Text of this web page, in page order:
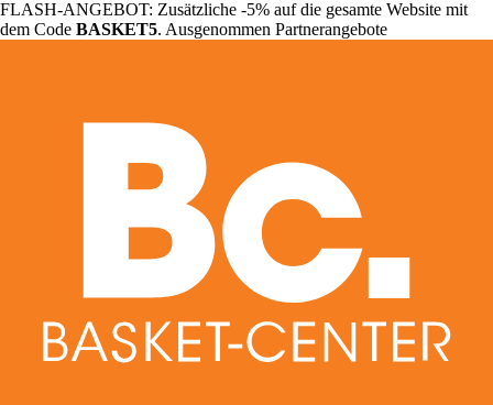
FLASH-ANGEBOT: Zusätzliche -5% auf die gesamte Website mit
dem Code BASKET5. Ausgenommen Partnerangebote